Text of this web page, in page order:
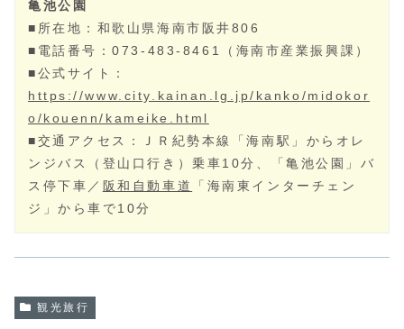
亀池公園
■所在地： 和歌山県海南市‎ 阪井806
■電話番号：073-483-8461
（海南市産業振興課）
■公式サイト：
https://www.city.kainan.lg.jp/kanko/midokor
o/kouenn/kameike.html
■交通アクセス：ＪＲ紀勢本線「海南駅」からオレ
ンジバス（登山口行き）乗車10分、「亀池公園」バ
ス停下車／ 阪和自動車道
「海南東インターチェン
ジ」から車で10分
観光旅行